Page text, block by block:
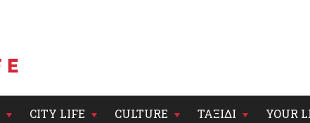
CITY LIFE CULTURE ΤΑΞΙΔΙ YOUR